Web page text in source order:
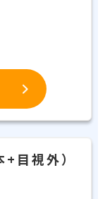
目視外）